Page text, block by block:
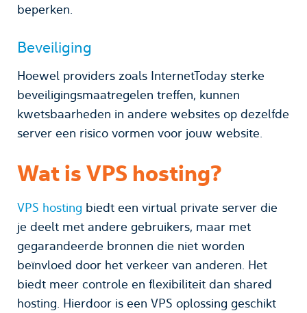
beperken.
Beveiliging
Hoewel providers zoals InternetToday sterke
beveiligingsmaatregelen treffen, kunnen
kwetsbaarheden in andere websites op dezelfde
server een risico vormen voor jouw website.
Wat is VPS hosting?
VPS hosting biedt een virtual private server die
je deelt met andere gebruikers, maar met
gegarandeerde bronnen die niet worden
beïnvloed door het verkeer van anderen. Het
biedt meer controle en flexibiliteit dan shared
hosting. Hierdoor is een VPS oplossing geschikt